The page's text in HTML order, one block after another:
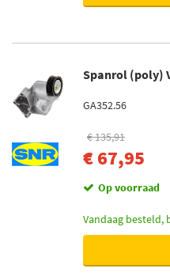
Spanrol (poly)
GA352.56
€ 135,91
€ 67,95
Op voorraad
Vandaag besteld,